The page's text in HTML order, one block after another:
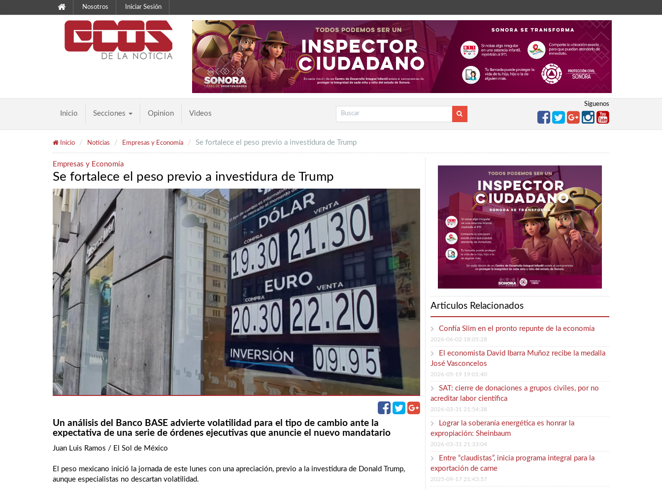
Nosotros Iniciar Sesión
Inicio Secciones Opinion Videos
Síguenos
Inicio Noticias Empresas y Economía Se fortalece el peso previo a investidura de Trump
Empresas y Economía
Se fortalece el peso previo a investidura de Trump
Un análisis del Banco BASE advierte volatilidad para el tipo de cambio ante la
expectativa de una serie de órdenes ejecutivas que anuncie el nuevo mandatario
Juan Luis Ramos / El Sol de México
El peso mexicano inició la jornada de este lunes con una apreciación, previo a la investidura de Donald Trump,
aunque especialistas no descartan volatilidad.
Articulos Relacionados
Confía Slim en el pronto repunte de la economía
2026-06-02 18:05:28
El economista David Ibarra Muñoz recibe la medalla
José Vasconcelos
2026-05-19 19:01:40
SAT: cierre de donaciones a grupos civiles, por no
acreditar labor científica
2026-03-31 21:54:38
Lograr la soberanía energética es honrar la
expropiación: Sheinbaum
2026-03-31 21:33:04
Entre “claudistas”, inicia programa integral para la
exportación de carne
2025-09-17 21:43:57